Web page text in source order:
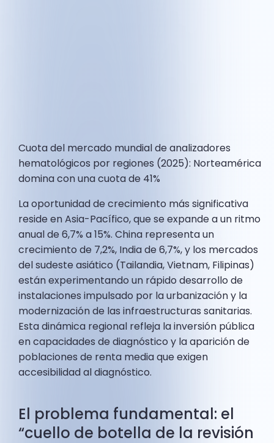
Cuota del mercado mundial de analizadores
hematológicos por regiones (2025): Norteamérica
domina con una cuota de 41%
La oportunidad de crecimiento más significativa
reside en Asia-Pacífico, que se expande a un ritmo
anual de 6,7% a 15%. China representa un
crecimiento de 7,2%, India de 6,7%, y los mercados
del sudeste asiático (Tailandia, Vietnam, Filipinas)
están experimentando un rápido desarrollo de
instalaciones impulsado por la urbanización y la
modernización de las infraestructuras sanitarias.
Esta dinámica regional refleja la inversión pública
en capacidades de diagnóstico y la aparición de
poblaciones de renta media que exigen
accesibilidad al diagnóstico.
El problema fundamental: el
“cuello de botella de la revisión